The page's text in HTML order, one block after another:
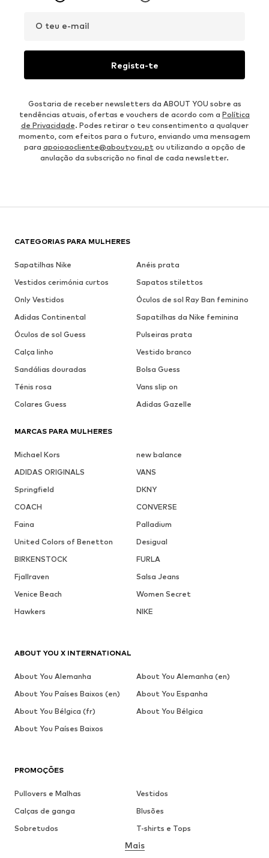
O teu e-mail
Regista-te
Gostaria de receber newsletters da ABOUT YOU sobre as
tendências atuais, ofertas e vouchers de acordo com a Política
de Privacidade. Podes retirar o teu consentimento a qualquer
momento, com efeitos para o futuro, enviando uma mensagem
para apoioaocliente@aboutyou.ptou utilizando a opção de
anulação da subscrição no final de cada newsletter.
CATEGORIAS PARA MULHERES
Sapatilhas Nike
Anéis prata
Vestidos cerimónia curtos
Sapatos stilettos
Only Vestidos
Óculos de sol Ray Ban feminino
Adidas Continental
Sapatilhas da Nike feminina
Óculos de sol Guess
Pulseiras prata
Calça linho
Vestido branco
Sandálias douradas
Bolsa Guess
Ténis rosa
Vans slip on
Colares Guess
Adidas Gazelle
MARCAS PARA MULHERES
Michael Kors
new balance
ADIDAS ORIGINALS
VANS
Springfield
DKNY
COACH
CONVERSE
Faina
Palladium
United Colors of Benetton
Desigual
BIRKENSTOCK
FURLA
Fjallraven
Salsa Jeans
Venice Beach
Women Secret
Hawkers
NIKE
PROMOÇÕES
Pullovers e Malhas
Vestidos
Calças de ganga
Blusões
Sobretudos
T-shirts e Tops
Roupa interior
Mais
ABOUT YOU X INTERNATIONAL
About You Alemanha
About You Alemanha (en)
About You Países Baixos (en)
About You Espanha
About You Bélgica (fr)
About You Bélgica
About You Países Baixos